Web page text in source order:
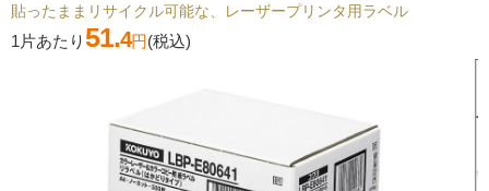
貼ったままリサイクル可能な、レーザープリンタ用ラベル
1片あたり51.4円(税込)